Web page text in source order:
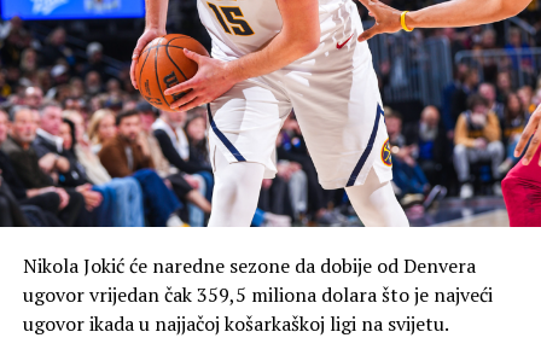
Nikola Jokić će naredne sezone da dobije od Denvera
ugovor vrijedan čak 359,5 miliona dolara što je najveći
ugovor ikada u najjačoj košarkaškoj ligi na svijetu.